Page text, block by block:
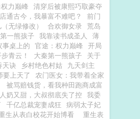
力巅峰 清穿后被康熙巧取豪夺
通古今，我暴富不难吧？
前门
无绿修改） 合欢御女录 荒岛
一熊孩子 我靠读书成圣人 薄
事桌上的 官途：权力巅峰 开局
青云！ 大秦第一熊孩子 关于
天诀 乡村绝色村姑 九天剑主
要上天了
农门医女：我带着全家
被骂赔钱货，看我种田跑商成富
奶又甜，大叔彻底失了控 我委
千亿总裁宠妻成狂 病弱太子妃
生从表白校花开始博看
重生表